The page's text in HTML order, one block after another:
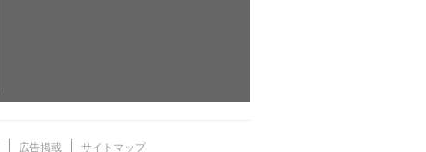
広告掲載 サイトマップ